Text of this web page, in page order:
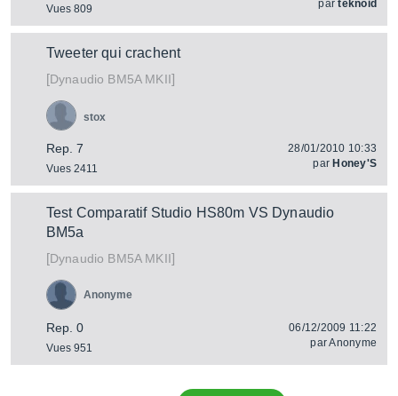
Vues 809
parteknoid
Tweeter qui crachent
[Dynaudio BM5A MKII]
Rep. 7
Vues 2411
stox
28/01/2010 10:33
par Honey'S
Test Comparatif Studio HS80m VS Dynaudio
BM5a
[Dynaudio BM5A MKII]
Rep. 0
Vues 951
Anonyme
06/12/2009 11:22
parAnonyme